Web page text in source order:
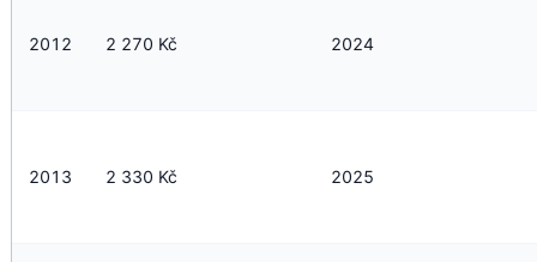
2012 2 270 Kč 2024
2013 2 330 Kč 2025